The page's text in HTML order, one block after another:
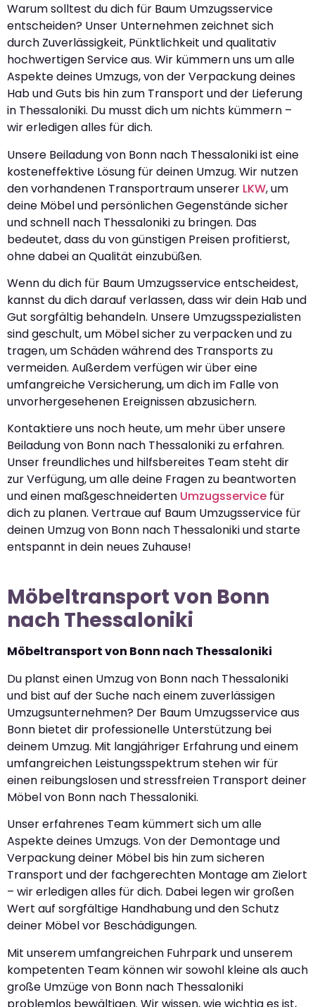
Warum solltest du dich für Baum Umzugsservice
entscheiden? Unser Unternehmen zeichnet sich
durch Zuverlässigkeit, Pünktlichkeit und qualitativ
hochwertigen Service aus. Wir kümmern uns um alle
Aspekte deines Umzugs, von der Verpackung deines
Hab und Guts bis hin zum Transport und der Lieferung
in Thessaloniki. Du musst dich um nichts kümmern –
wir erledigen alles für dich.
Unsere Beiladung von Bonn nach Thessaloniki ist eine
kosteneffektive Lösung für deinen Umzug. Wir nutzen
den vorhandenen Transportraum unserer LKW, um
deine Möbel und persönlichen Gegenstände sicher
und schnell nach Thessaloniki zu bringen. Das
bedeutet, dass du von günstigen Preisen profitierst,
ohne dabei an Qualität einzubüßen.
Wenn du dich für Baum Umzugsservice entscheidest,
kannst du dich darauf verlassen, dass wir dein Hab und
Gut sorgfältig behandeln. Unsere Umzugsspezialisten
sind geschult, um Möbel sicher zu verpacken und zu
tragen, um Schäden während des Transports zu
vermeiden. Außerdem verfügen wir über eine
umfangreiche Versicherung, um dich im Falle von
unvorhergesehenen Ereignissen abzusichern.
Kontaktiere uns noch heute, um mehr über unsere
Beiladung von Bonn nach Thessaloniki zu erfahren.
Unser freundliches und hilfsbereites Team steht dir
zur Verfügung, um alle deine Fragen zu beantworten
und einen maßgeschneiderten Umzugsservice für
dich zu planen. Vertraue auf Baum Umzugsservice für
deinen Umzug von Bonn nach Thessaloniki und starte
entspannt in dein neues Zuhause!
Möbeltransport von Bonn
nach Thessaloniki
Möbeltransport von Bonn nach Thessaloniki
Du planst einen Umzug von Bonn nach Thessaloniki
und bist auf der Suche nach einem zuverlässigen
Umzugsunternehmen? Der Baum Umzugsservice aus
Bonn bietet dir professionelle Unterstützung bei
deinem Umzug. Mit langjähriger Erfahrung und einem
umfangreichen Leistungsspektrum stehen wir für
einen reibungslosen und stressfreien Transport deiner
Möbel von Bonn nach Thessaloniki.
Unser erfahrenes Team kümmert sich um alle
Aspekte deines Umzugs. Von der Demontage und
Verpackung deiner Möbel bis hin zum sicheren
Transport und der fachgerechten Montage am Zielort
– wir erledigen alles für dich. Dabei legen wir großen
Wert auf sorgfältige Handhabung und den Schutz
deiner Möbel vor Beschädigungen.
Mit unserem umfangreichen Fuhrpark und unserem
kompetenten Team können wir sowohl kleine als auch
große Umzüge von Bonn nach Thessaloniki
problemlos bewältigen. Wir wissen, wie wichtig es ist,